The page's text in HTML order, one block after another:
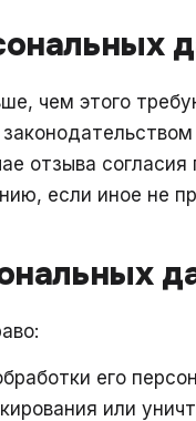
чем этого
отзыва
если иное не
его
или